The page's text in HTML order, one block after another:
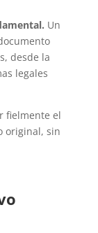
Un
desde la
legales
fielmente el
original, sin